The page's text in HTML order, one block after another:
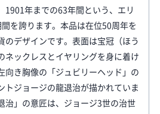
1901年までの63年間という、エリ
を誇ります。本品は在位50周年を
のデザインです。表面は宝冠（ほう
ネックレスとイヤリングを身に着け
向き胸像の「ジュビリーヘッド」の
トジョージの龍退治が描かれていま
治」の意匠は、ジョージ3世の治世